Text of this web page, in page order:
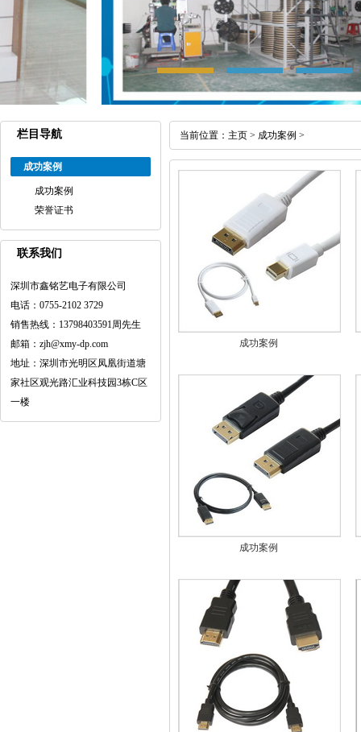
栏目导航
成功案例
成功案例
荣誉证书
联系我们
深圳市鑫铭艺电子有限公司
电话：0755-2102 3729
销售热线：13798403591周先生
邮箱：zjh@xmy-dp.com
地址：深圳市光明区凤凰街道塘
家社区观光路汇业科技园3栋C区
一楼
当前位置： 主页 > 成功案例 >
成功案例
成功案例